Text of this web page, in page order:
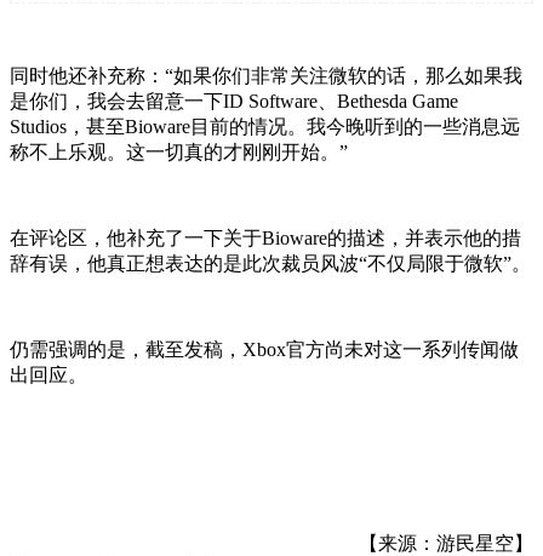
同时他还补充称：“如果你们非常关注微软的话，那么如果我
是你们，我会去留意一下ID Software、Bethesda Game
Studios，甚至Bioware目前的情况。我今晚听到的一些消息远
称不上乐观。这一切真的才刚刚开始。”
在评论区，他补充了一下关于Bioware的描述，并表示他的措
辞有误，他真正想表达的是此次裁员风波“不仅局限于微软”。
仍需强调的是，截至发稿，Xbox官方尚未对这一系列传闻做
出回应。
【来源：游民星空】